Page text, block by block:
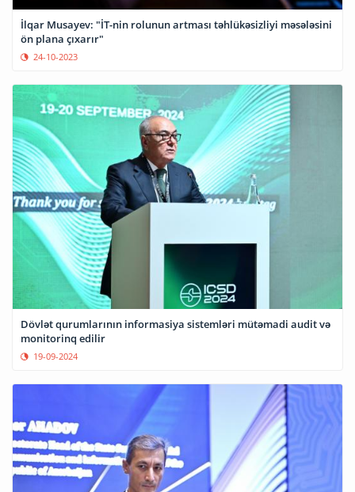
İlqar Musayev: "İT-nin rolunun artması təhlükəsizliyi məsələsini
ön plana çıxarır"
24-10-2023
Dövlət qurumlarının informasiya sistemləri mütəmadi audit və
monitorinq edilir
19-09-2024